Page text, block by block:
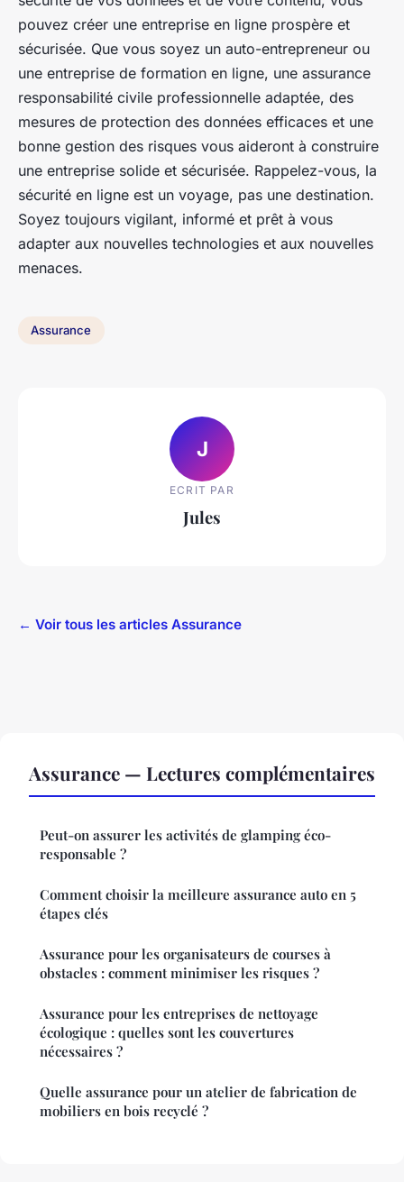
pouvez créer une entreprise en ligne prospère et
sécurisée. Que vous soyez un auto-entrepreneur ou
une entreprise de formation en ligne, une assurance
responsabilité civile professionnelle adaptée, des
mesures de protection des données efficaces et une
bonne gestion des risques vous aideront à construire
une entreprise solide et sécurisée. Rappelez-vous, la
sécurité en ligne est un voyage, pas une destination.
Soyez toujours vigilant, informé et prêt à vous
adapter aux nouvelles technologies et aux nouvelles
menaces.
Assurance
J
ECRIT PAR
Jules
← Voir tous les articles Assurance
Assurance — Lectures complémentaires
Peut-on assurer les activités de glamping éco-
responsable ?
Comment choisir la meilleure assurance auto en 5
étapes clés
Assurance pour les organisateurs de courses à
obstacles : comment minimiser les risques ?
Assurance pour les entreprises de nettoyage
écologique : quelles sont les couvertures
nécessaires ?
Quelle assurance pour un atelier de fabrication de
mobiliers en bois recyclé ?